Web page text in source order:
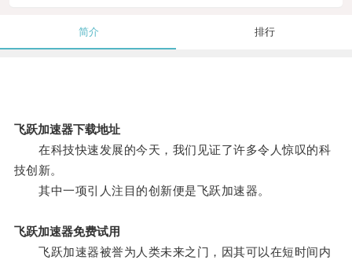
简介 排行
飞跃加速器下载地址
在科技快速发展的今天，我们见证了许多令人惊叹的科
技创新。
其中一项引人注目的创新便是飞跃加速器。
飞跃加速器免费试用
飞跃加速器被誉为人类未来之门，因其可以在短时间内